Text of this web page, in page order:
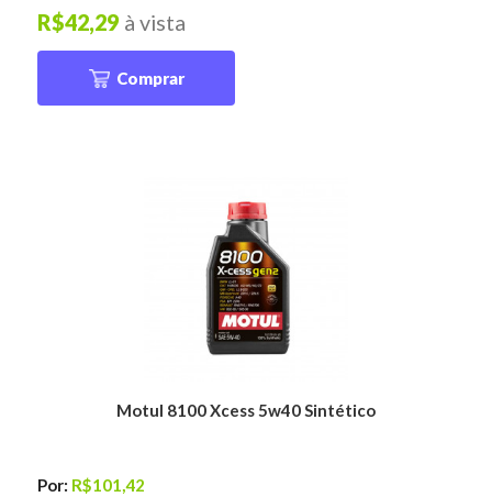
à vista
R$42,29
Comprar
Motul 8100 Xcess 5w40 Sintético
Por: R$101,42